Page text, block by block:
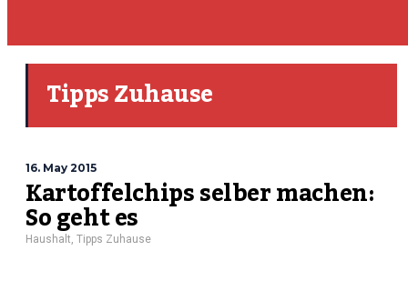
Tipps Zuhause
16. May 2015
Kartoffelchips selber machen:
So geht es
Haushalt, Tipps Zuhause